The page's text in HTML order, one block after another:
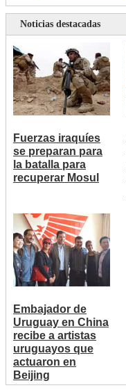
Noticias destacadas
Fuerzas iraquíes
se preparan para
la batalla para
recuperar Mosul
Embajador de
Uruguay en China
recibe a artistas
uruguayos que
actuaron en
Beijing